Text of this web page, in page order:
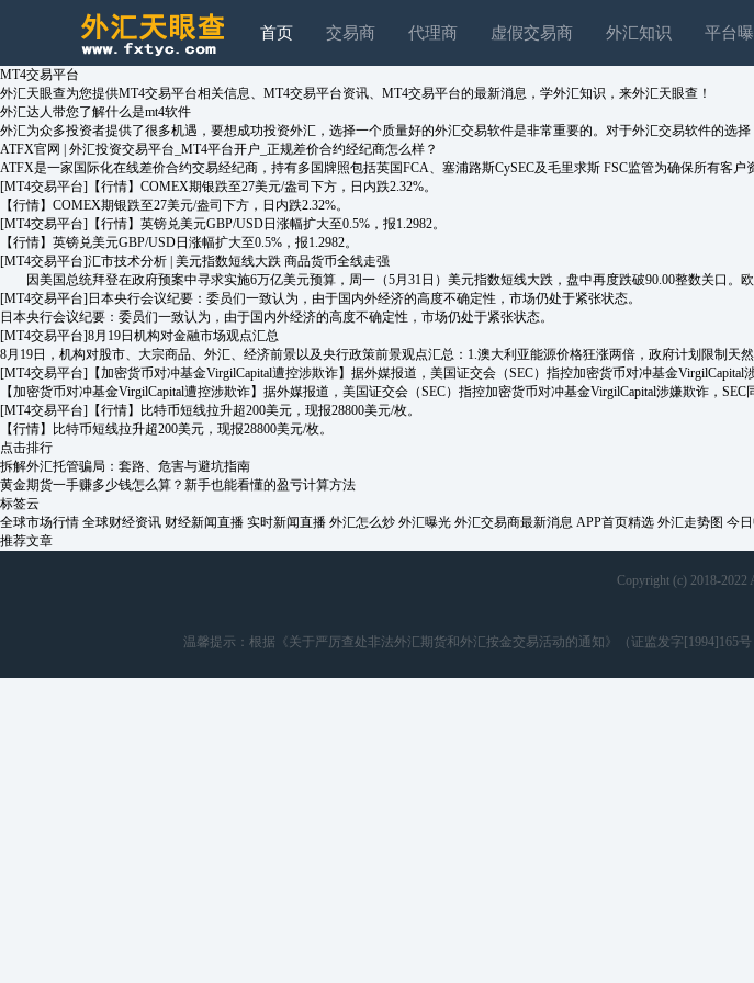
首页 交易商 代理商 虚假交易商 外汇知识 平台
MT4交易平台
外汇天眼查为您提供MT4交易平台相关信息、MT4交易平台资讯、MT4交易平台的最新消息，学外汇知识，来外汇天眼查！
外汇达人带您了解什么是mt4软件
外汇为众多投资者提供了很多机遇，要想成功投资外汇，选择一个质量好的外汇交易软件是非常重要的。对于外汇交易软件的选
ATFX官网 | 外汇投资交易平台_MT4平台开户_正规差价合约经纪商怎么样？
ATFX是一家国际化在线差价合约交易经纪商，持有多国牌照包括英国FCA、塞浦路斯CySEC及毛里求斯 FSC监管为确保所有客
[MT4交易平台] 【行情】COMEX期银跌至27美元/盎司下方，日内跌2.32%。
【行情】COMEX期银跌至27美元/盎司下方，日内跌2.32%。
[MT4交易平台] 【行情】英镑兑美元GBP/USD日涨幅扩大至0.5%，报1.2982。
【行情】英镑兑美元GBP/USD日涨幅扩大至0.5%，报1.2982。
[MT4交易平台]汇市技术分析 | 美元指数短线大跌 商品货币全线走强
因美国总统拜登在政府预案中寻求实施6万亿美元预算，周一（5月31日）美元指数短线大跌，盘中再度跌破90.00整数关口。
[MT4交易平台] 日本央行会议纪要：委员们一致认为，由于国内外经济的高度不确定性，市场仍处于紧张状态。
日本央行会议纪要：委员们一致认为，由于国内外经济的高度不确定性，市场仍处于紧张状态。
[MT4交易平台]8月19日机构对金融市场观点汇总
8月19日，机构对股市、大宗商品、外汇、经济前景以及央行政策前景观点汇总：1.澳大利亚能源价格狂涨两倍，政府计划限制天
[MT4交易平台] 【加密货币对冲基金VirgilCapital遭控涉欺诈】据外媒报道，美国证交会（SEC）指控加密货币对冲基金
【加密货币对冲基金VirgilCapital遭控涉欺诈】据外媒报道，美国证交会（SEC）指控加密货币对冲基金VirgilCapital涉嫌欺诈，
[MT4交易平台] 【行情】比特币短线拉升超200美元，现报28800美元/枚。
【行情】比特币短线拉升超200美元，现报28800美元/枚。
点击排行
拆解外汇托管骗局：套路、危害与避坑指南
黄金期货一手赚多少钱怎么算？新手也能看懂的盈亏计算方法
标签云
全球市场行情 全球财经资讯 财经新闻直播 实时新闻直播 外汇怎么炒 外汇曝光 外汇交易商最新消息 APP首页精选 外汇走势图 今
推荐文章
Copyright (c) 2018-2022
温馨提示：根据《关于严厉查处非法外汇期货和外汇按金交易活动的通知》（证监发字[1994]165